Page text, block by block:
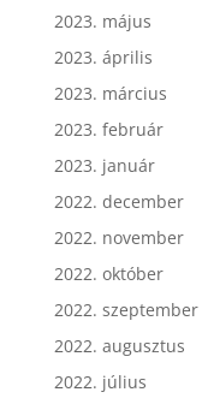
2023. május
2023. április
2023. március
2023. február
2023. január
2022. december
2022. november
2022. október
2022. szeptember
2022. augusztus
2022. július